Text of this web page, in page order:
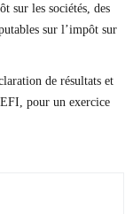
sur les sociétés, des
sur l’impôt sur
de résultats et
pour un exercice